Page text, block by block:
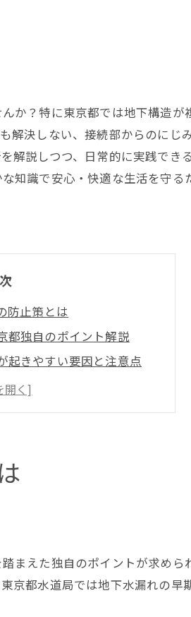
か？特に東京都では地下構造
解決しない、接続部からのにじ
解説しつつ、日常的に実践でき
知識で安心・快適な生活を守る
防止策とは
都独自のポイント解説
起きやすい要因と注意点
の生活習慣の見直し方
査と地下水漏れリスク管理
撃退する方法
シールテープ活用法
修理に役立つ道具選び
時の地下水漏れ対処法
きサイン
まえた独自のポイントが求め
京都水道局では地下水漏れの